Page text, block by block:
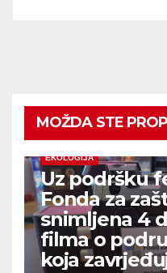
MOŽDA STE
EKOLOGIJA
Uz podršku
Fonda za
snimljena 4
filma o
koja